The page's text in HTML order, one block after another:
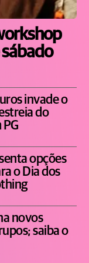
invade o
do
PG
opções
o Dia dos
novos
saiba o